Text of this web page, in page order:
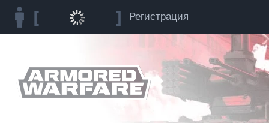
Регистрация